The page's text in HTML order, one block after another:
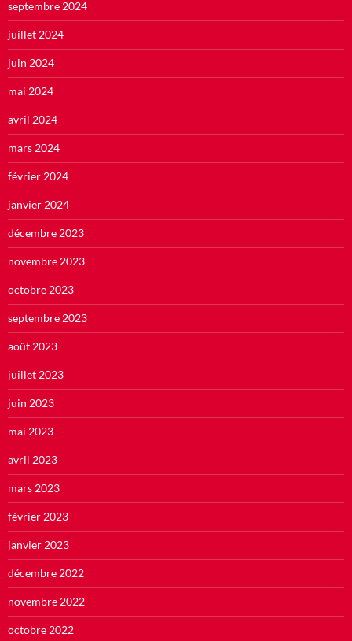
septembre 2024
juillet 2024
juin 2024
mai 2024
avril 2024
mars 2024
février 2024
janvier 2024
décembre 2023
novembre 2023
octobre 2023
septembre 2023
août 2023
juillet 2023
juin 2023
mai 2023
avril 2023
mars 2023
février 2023
janvier 2023
décembre 2022
novembre 2022
octobre 2022